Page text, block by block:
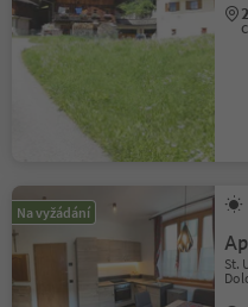
Na vyžádání
St.